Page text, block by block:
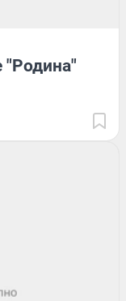
"Родина"